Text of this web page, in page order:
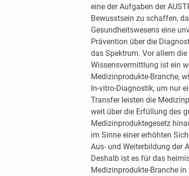
eine der Aufgaben der
Bewusstsein zu schaffen,
Gesundheitswesens eine
Prävention über die
das Spektrum. Vor allem
Wissensvermittlung ist ein
Medizinprodukte-Branche,
In-vitro-Diagnostik, um nur
Transfer leisten die
weit über die Erfüllung des
Medizinproduktegesetz
im Sinne einer erhöhten
Aus- und Weiterbildung der
Deshalb ist es für das
Medizinprodukte-Branche